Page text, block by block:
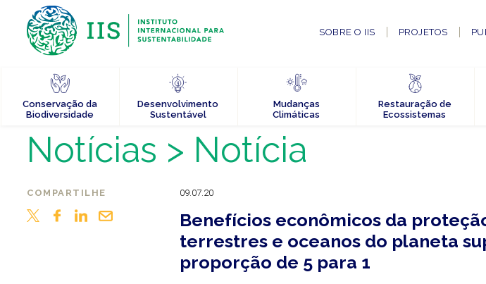
SOBRE O IIS PROJETOS
Conservação da
Biodiversidade
Desenvolvimento
Sustentável
Mudanças
Climáticas
Restauração de
Ecossistemas
Notícias > Notícia
COMPARTILHE 09.07.20
Benefícios econômicos da
terrestres e oceanos do planeta
proporção de 5 para 1